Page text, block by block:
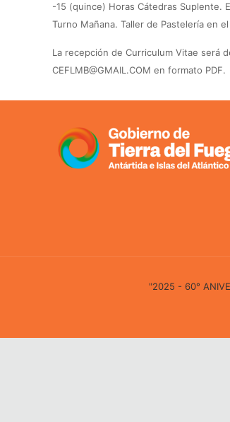
-15 (quince) Horas Cátedras Suplente.
Turno Mañana. Taller de Pastelería en
La recepción de Curriculum Vitae será
CEFLMB@GMAIL.COM en formato PDF.
"2025 - 60°